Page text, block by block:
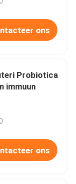
ons
Probiotica
immuun
ons